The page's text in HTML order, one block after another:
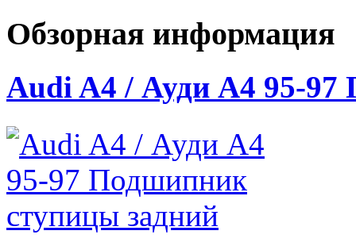
Обзорная информация
Audi A4 / Ауди А4 95-97